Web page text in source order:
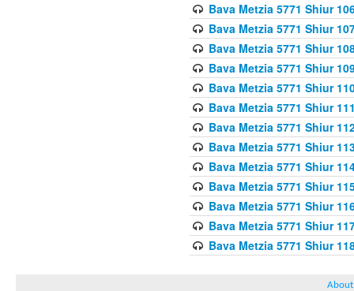
Bava Metzia 5771 Shiur
Bava Metzia 5771 Shiur
Bava Metzia 5771 Shiur
Bava Metzia 5771 Shiur
Bava Metzia 5771 Shiur
Bava Metzia 5771 Shiur
Bava Metzia 5771 Shiur
Bava Metzia 5771 Shiur
Bava Metzia 5771 Shiur
Bava Metzia 5771 Shiur
Bava Metzia 5771 Shiur
Bava Metzia 5771 Shiur
Bava Metzia 5771 Shiur
About